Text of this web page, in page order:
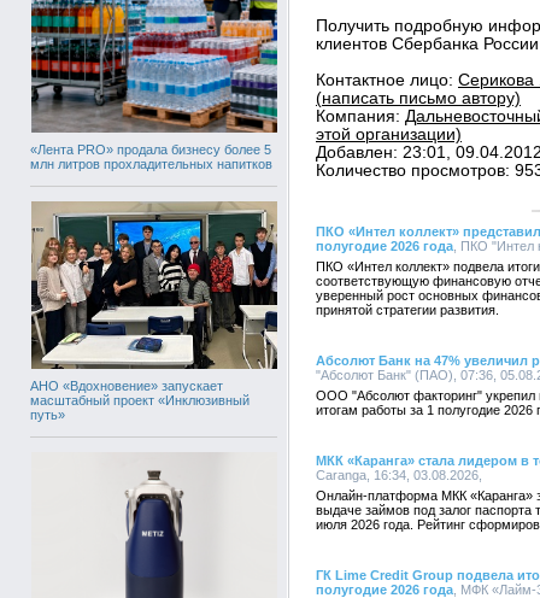
«Лента PRO» продала бизнесу более 5
млн литров прохладительных напитков
АНО «Вдохновение» запускает
масштабный проект «Инклюзивный
путь»
Получить подробную
клиентов Сбербанка
Контактное лицо: Серикова
(написать письмо автору)
Компания:
этой организации)
Добавлен: 23:01,
Количество просмотров:
ПКО «Интел коллект»
полугодие 2026 года , ПКО "Интел
ПКО «Интел коллект» подвела
соответствующую финансовую
уверенный рост основных
принятой стратегии развития.
Абсолют Банк на 47% увеличил
"Абсолют Банк" (ПАО), 07:36,
ООО "Абсолют факторинг" укрепил
итогам работы за 1 полугодие 2026
МКК «Каранга» стала лидером в
Caranga, 16:34, 03.08.2026,
Онлайн-платформа МКК «Каранга»
выдаче займов под залог паспорта
июля 2026 года. Рейтинг
ГК Lime Credit Group подвела
полугодие 2026 года , МФК